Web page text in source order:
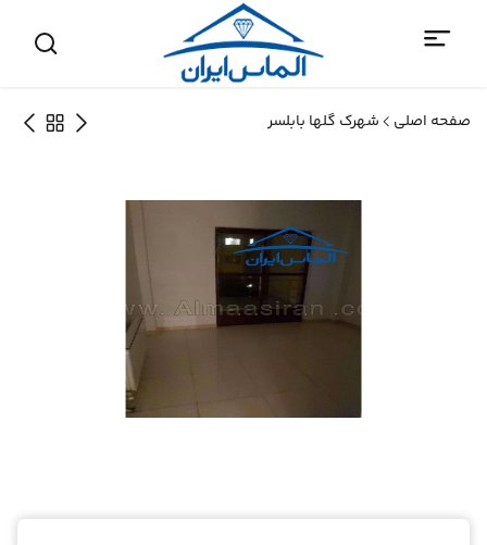
صفحه اصلی شهرک گلها بابلسر